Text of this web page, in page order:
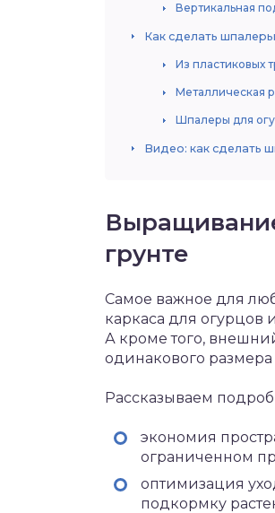
Вертикальная
Как сделать
Из пластиковых
Металлическая
Шпалеры для
Видео: как сделать
грунте
Самое важное для
каркаса для огурцов
А кроме того,
одинакового размера
Рассказываем
экономия
ограниченном
оптимизация
подкормку